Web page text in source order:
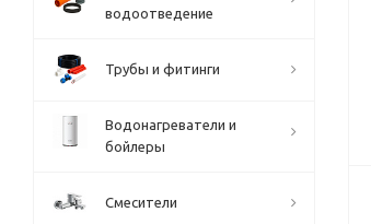
водоотведение
Трубы и фитинги
Водонагреватели и
бойлеры
Смесители